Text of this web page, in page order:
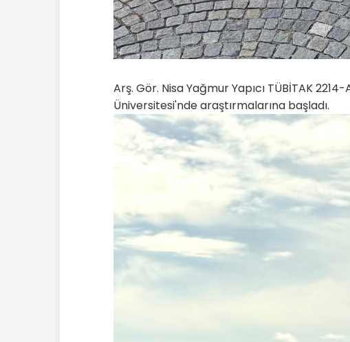
Arş. Gör. Nisa Yağmur Yapıcı TÜBİTAK
Üniversitesi'nde araştırmalarına başladı.